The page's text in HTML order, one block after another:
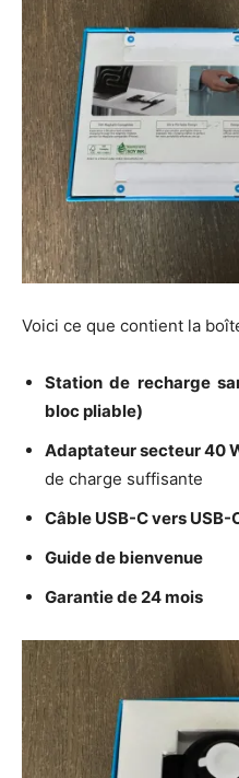
Voici ce que contient la
Station de recharge
bloc pliable)
Adaptateur secteur 40
de charge suffisante
Câble USB-C vers USB-
Guide de bienvenue
Garantie de 24 mois